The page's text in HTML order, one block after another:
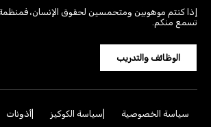
إذا كنتم موهوبين ومتحمسين لحقوق الإنسان، فمنظمة
تسمع منكم.
الوظائف والتدريب
سياسة الخصوصية سياسة الكوكيز أذونات